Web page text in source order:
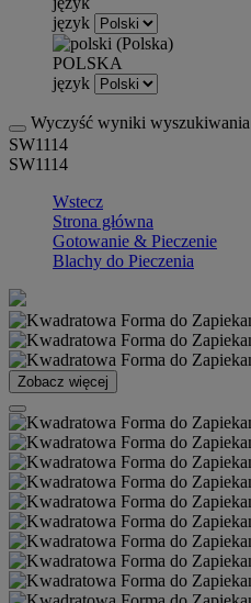
język
POLSKA
język
Wyczyść wyniki wyszukiwania
SW1114
SW1114
Wstecz
Strona główna
Gotowanie & Pieczenie
Blachy do Pieczenia
Zobacz więcej